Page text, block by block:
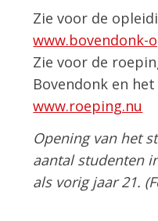
Zie voor de
www.bovendonk-
Zie voor de
Bovendonk en
www.roeping.nu
Opening van het
aantal studenten
als vorig jaar 21.